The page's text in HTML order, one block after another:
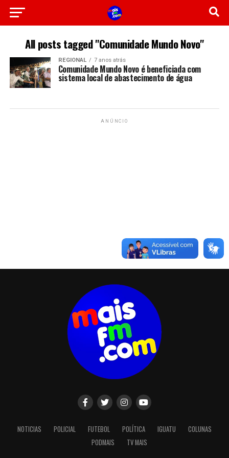
All posts tagged "Comunidade Mundo Novo"
REGIONAL 7 anos atrás
Comunidade Mundo Novo é beneficiada com
sistema local de abastecimento de água
ANÚNCIO
NOTICIAS POLICIAL FUTEBOL POLÍTICA IGUATU
COLUNAS
PODMAIS
TV MAIS